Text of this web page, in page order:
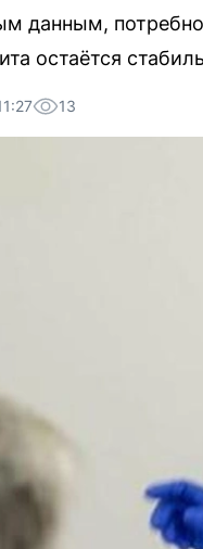
данным,
остаётся
13